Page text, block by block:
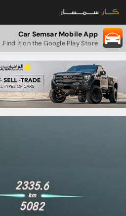
Car Semsar Mobile App
Find it on the Google Play Store.